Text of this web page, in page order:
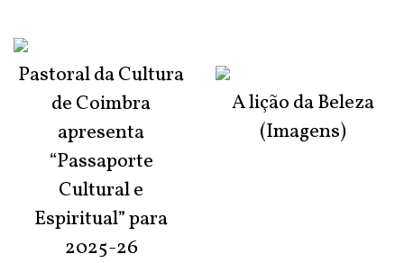
Pastoral da Cultura
de Coimbra
apresenta
“Passaporte
Cultural e
Espiritual” para
2025-26
A lição da Beleza
(Imagens)